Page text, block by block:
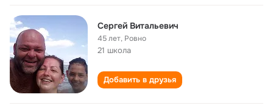
Сергей Витальевич
45 лет, Ровно
21 школа
Добавить в друзья